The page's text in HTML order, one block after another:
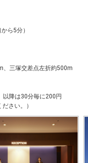
ら5分）
、三塚交差点左折約500m
降は30分毎に200円
さい。）